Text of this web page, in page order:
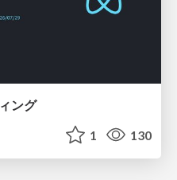
ング
1 130